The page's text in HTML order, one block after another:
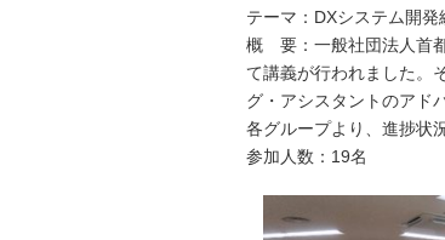
テーマ：DXシステム開発
概 要：一般社団法人首
て講義が行われました。
グ・アシスタントのアド
各グループより、進捗状
参加人数：19名